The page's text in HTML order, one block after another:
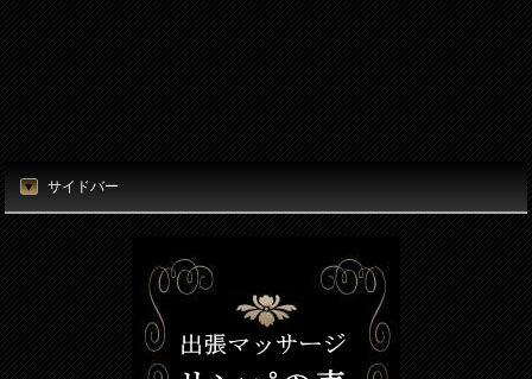
メッセージ
入力内容を確認しました
私は、ロボットではありません
info@thubo.biz
URL
https://thubo.biz/
運営者名
宮田正晴
営業時間
20：00～04：00
予約・受付
18：00～04：00
サイドバー